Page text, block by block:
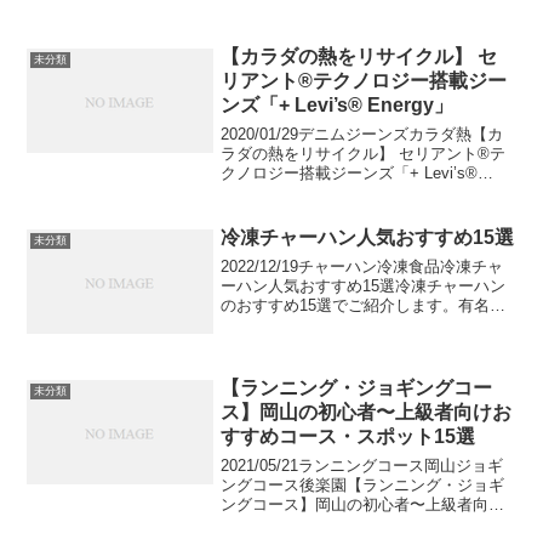
未分類
【カラダの熱をリサイクル】 セ
リアント®テクノロジー搭載ジー
ンズ「+ Levi’s® Energy」
2020/01/29デニムジーンズカラダ熱【カ
ラダの熱をリサイクル】 セリアント®テ
クノロジー搭載ジーンズ「+ Levi’s®
新たに立...
未分類 冷凍チャーハン人気おすすめ15選
2022/12/19チャーハン冷凍食品冷凍チャ
ーハン人気おすすめ15選冷凍チャーハン
のおすすめ15選でご紹介します。有名中
レベル。こ...
未分類
【ランニング・ジョギングコー
ス】岡山の初心者〜上級者向けお
すすめコース・スポット15選
2021/05/21ランニングコース岡山ジョギ
ングコース後楽園【ランニング・ジョギ
ングコース】岡山の初心者〜上級者向け